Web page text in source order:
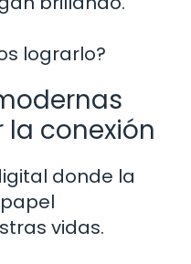
lograrlo?
conexión
donde la
vidas.